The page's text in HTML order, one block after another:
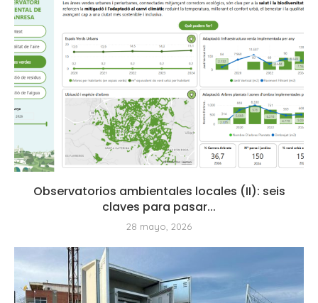
Observatorios ambientales locales (II): seis
claves para pasar...
28 mayo, 2026